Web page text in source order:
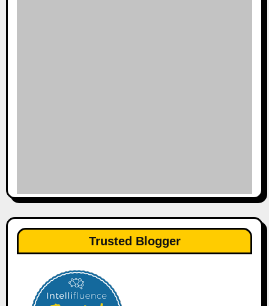
Trusted Blogger